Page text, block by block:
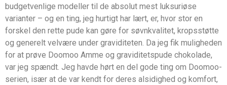
budgetvenlige modeller til de absolut mest luksuriøse
varianter – og en ting, jeg hurtigt har lært, er, hvor stor en
forskel den rette pude kan gøre for søvnkvalitet, kropsstøtte
og generelt velvære under graviditeten. Da jeg fik muligheden
for at prøve Doomoo Amme og graviditetspude chokolade,
var jeg spændt. Jeg havde hørt en del gode ting om Doomoo-
serien, især at de var kendt for deres alsidighed og komfort,